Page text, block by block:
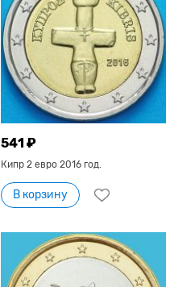
541 ₽
Кипр 2 евро 2016 год.
В корзину